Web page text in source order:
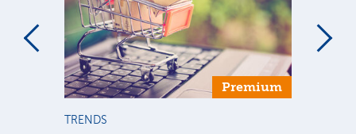
Premium
TRENDS